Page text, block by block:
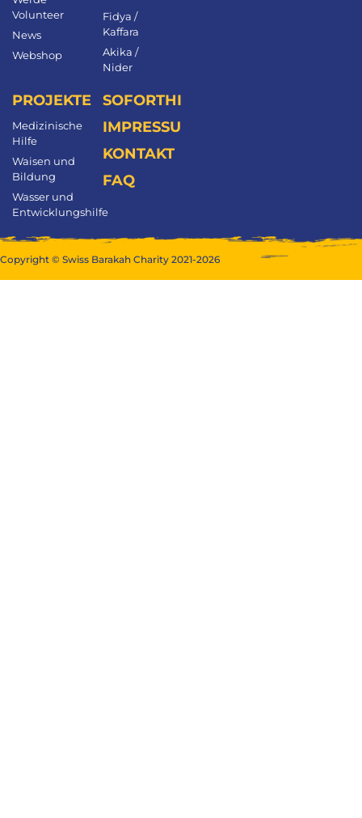
Volunteer
News
Webshop
Fidya /
Kaffara
Akika /
Nider
PROJEKTE
Medizinische
Hilfe
Waisen und
Bildung
Wasser und
Entwicklungshilfe
SOFORTHILFE
IMPRESSUM
KONTAKT
FAQ
Copyright © Swiss Barakah Charity 2021-2026